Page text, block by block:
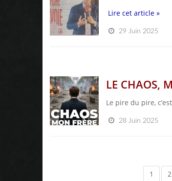
Lire cet article »
29 Juin 2025
LE CHAOS,
Le pire du pire,
28 Juin 2025
1 2